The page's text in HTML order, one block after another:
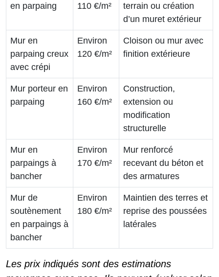
en parpaing
110 €/m²
terrain ou création
d’un muret extérieur
Mur en
parpaing creux
avec crépi
Environ
120 €/m²
Cloison ou mur avec
finition extérieure
Mur porteur en
parpaing
Environ
160 €/m²
Construction,
extension ou
modification
structurelle
Mur en
parpaings à
bancher
Environ
170 €/m²
Mur renforcé
recevant du béton et
des armatures
Mur de
soutènement
en parpaings à
bancher
Environ
180 €/m²
Maintien des terres et
reprise des poussées
latérales
Les prix indiqués sont des estimations